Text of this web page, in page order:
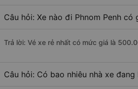
Câu hỏi: Xe nào đi Phnom Penh có
Trả lời: Vé xe rẻ nhất có mức giá là
Câu hỏi: Có bao nhiêu nhà xe